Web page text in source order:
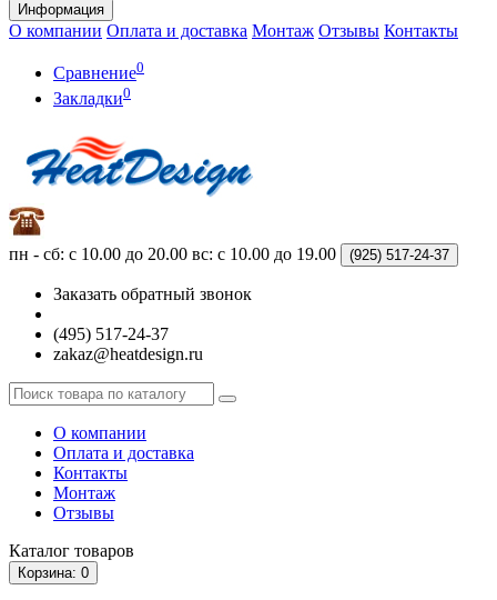
Информация
О компании Оплата и доставка Монтаж Отзывы Контакты
Сравнение0
Закладки0
пн - сб: с 10.00 до 20.00 вс: с 10.00 до 19.00 (925) 517-24-37
Заказать обратный звонок
(495) 517-24-37
zakaz@heatdesign.ru
О компании
Оплата и доставка
Контакты
Монтаж
Отзывы
Каталог товаров
Корзина: 0